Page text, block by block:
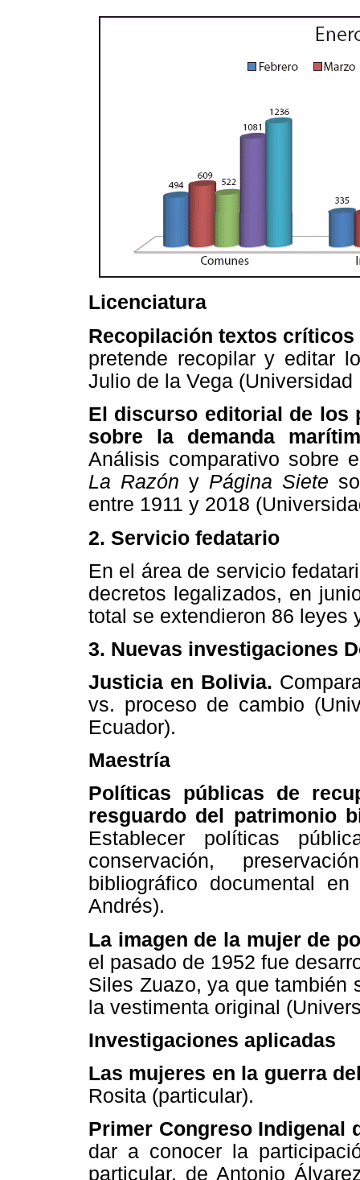
Licenciatura
Recopilación textos
pretende recopilar y editar
Julio de la Vega
El discurso editorial de los
sobre la demanda
Análisis comparativo sobre
La Razón y Página Siete
entre 1911 y 2018
2. Servicio fedatario
En el área de servicio
decretos legalizados, en
total se extendieron 86 leyes
3. Nuevas investigaciones
Justicia en Bolivia.
vs. proceso de cambio
Ecuador).
Maestría
Políticas públicas de
resguardo del patrimonio
Establecer políticas
conservación,
bibliográfico documental
Andrés).
La imagen de la mujer de
el pasado de 1952 fue
Siles Zuazo, ya que también
la vestimenta original
Investigaciones aplicadas
Las mujeres en la guerra
Rosita (particular).
Primer Congreso Indigenal
dar a conocer la
particular, de Antonio